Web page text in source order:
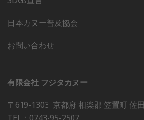
日本カヌー普及協会
お問い合わせ
有限会社 フジタカヌー
〒619-1303 京都府 相楽郡 笠置町 佐
TEL：0743-95-2507